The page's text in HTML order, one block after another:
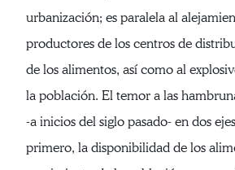
urbanización; es paralela al
productores de los centros de
de los alimentos, así como al
la población. El temor a las
-a inicios del siglo pasado- en dos
primero, la disponibilidad de los